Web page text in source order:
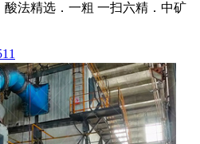
法精选．一粗 一扫六精．中矿